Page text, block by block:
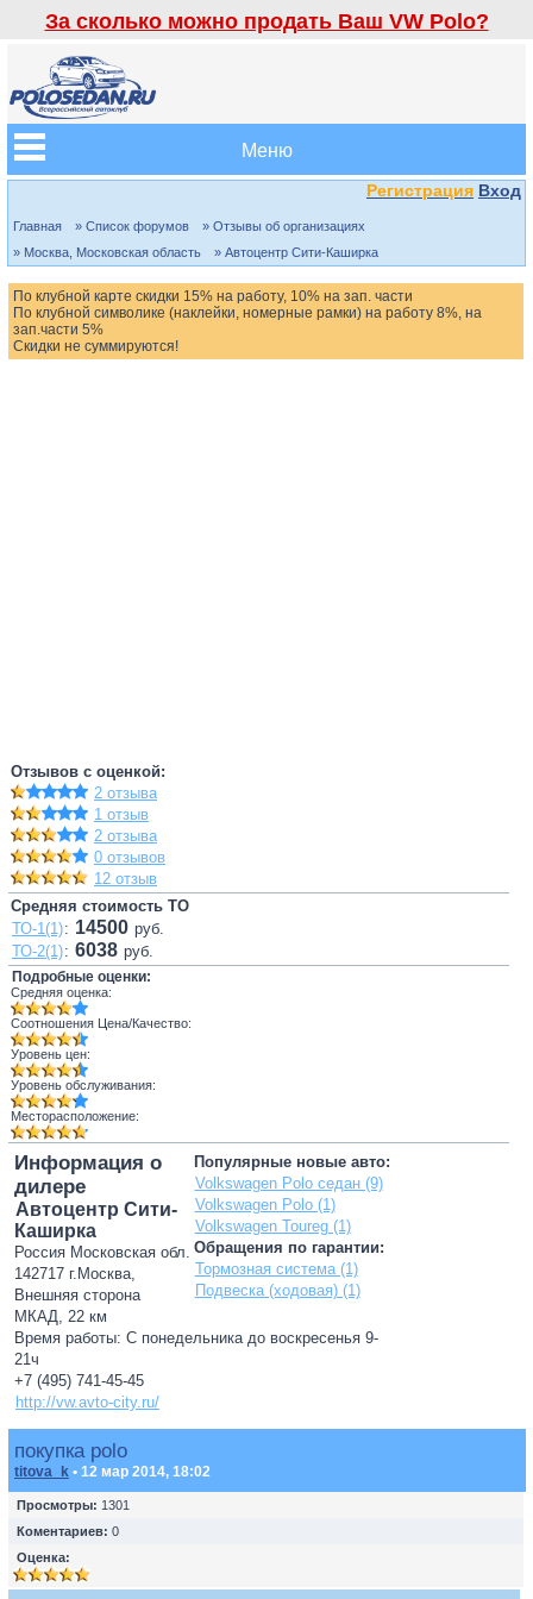
За сколько можно продать Ваш VW Polo?
Меню
Регистрация Вход
Главная » Список форумов
» Отзывы об организациях
» Москва, Московская область
» Автоцентр Сити-Каширка
По клубной карте скидки 15% на работу, 10% на зап. части
По клубной символике (наклейки, номерные рамки) на работу 8%, на
зап.части 5%
Скидки не суммируются!
Отзывов с оценкой:
2 отзыва
1 отзыв
2 отзыва
0 отзывов
12 отзыв
Средняя стоимость ТО
ТО-1(1): 14500 руб.
ТО-2(1): 6038 руб.
Подробные оценки:
Средняя оценка:
Соотношения Цена/Качество:
Уровень цен:
Уровень обслуживания:
Месторасположение:
Популярные новые авто:
Volkswagen Polo седан (9)
Volkswagen Polo (1)
Volkswagen Toureg (1)
Обращения по гарантии:
Тормозная система (1)
Подвеска (ходовая) (1)
Информация о
дилере
Автоцентр Сити-
Каширка
Россия Московская обл.
142717 г.Москва,
Внешняя сторона
МКАД, 22 км
Время работы: С понедельника до воскресенья 9-
21ч
+7 (495) 741-45-45
http://vw.avto-city.ru/
покупка polo
titova_k • 12 мар 2014, 18:02
Просмотры: 1301
Коментариев: 0
Оценка: